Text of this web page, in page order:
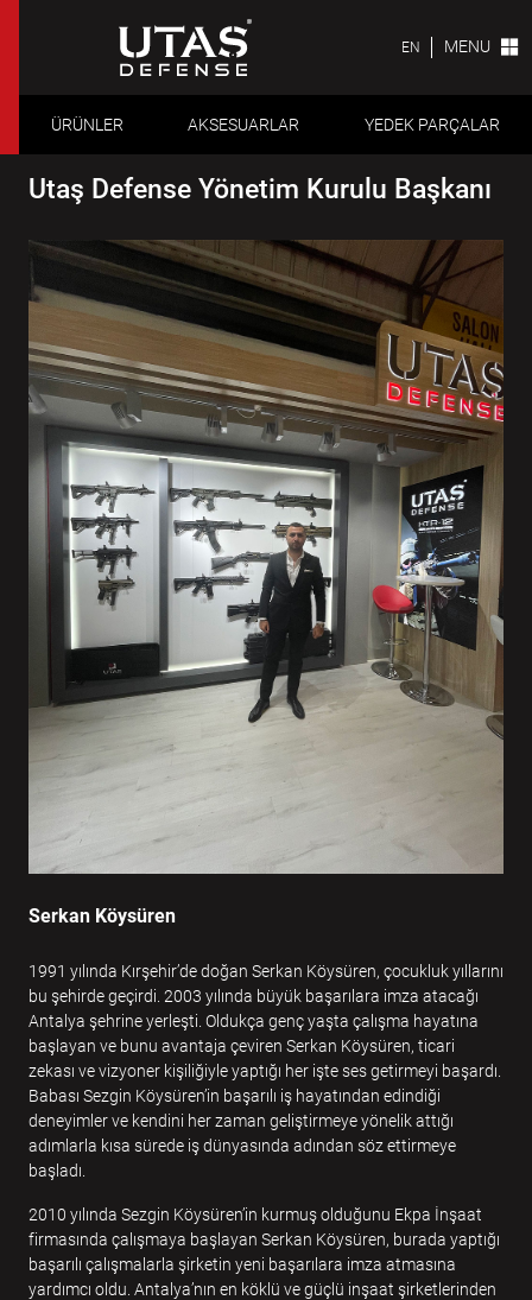
EN MENU
ÜRÜNLER AKSESUARLAR YEDEK PARÇALAR
Utaş Defense Yönetim Kurulu Başkanı
Serkan Köysüren
1991 yılında Kırşehir’de doğan Serkan Köysüren, çocukluk yıllarını
bu şehirde geçirdi. 2003 yılında büyük başarılara imza atacağı
Antalya şehrine yerleşti. Oldukça genç yaşta çalışma hayatına
başlayan ve bunu avantaja çeviren Serkan Köysüren, ticari
zekası ve vizyoner kişiliğiyle yaptığı her işte ses getirmeyi başardı.
Babası Sezgin Köysüren’in başarılı iş hayatından edindiği
deneyimler ve kendini her zaman geliştirmeye yönelik attığı
adımlarla kısa sürede iş dünyasında adından söz ettirmeye
başladı.
2010 yılında Sezgin Köysüren’in kurmuş olduğunu Ekpa İnşaat
firmasında çalışmaya başlayan Serkan Köysüren, burada yaptığı
başarılı çalışmalarla şirketin yeni başarılara imza atmasına
yardımcı oldu. Antalya’nın en köklü ve güçlü inşaat şirketlerinden